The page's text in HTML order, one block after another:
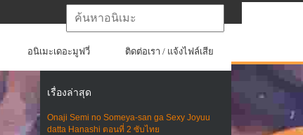
อนิเมะเดอะมูฟวี่ ติดต่อเรา / แจ้งไฟล์เสีย
เรื่องล่าสุด
Onaji Semi no Someya-san ga Sexy Joyuu
datta Hanashi ตอนที่ 2 ซับไทย